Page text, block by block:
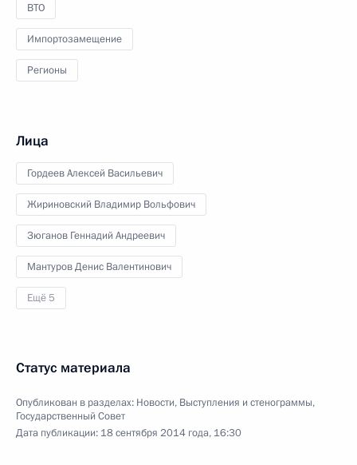
ВТО
Импортозамещение
Регионы
Лица
Гордеев Алексей Васильевич
Жириновский Владимир Вольфович
Зюганов Геннадий Андреевич
Мантуров Денис Валентинович
Ещё 5
Статус материала
Опубликован в разделах: Новости, Выступления и стенограммы,
Государственный Совет
Дата публикации: 18 сентября 2014 года, 16:30